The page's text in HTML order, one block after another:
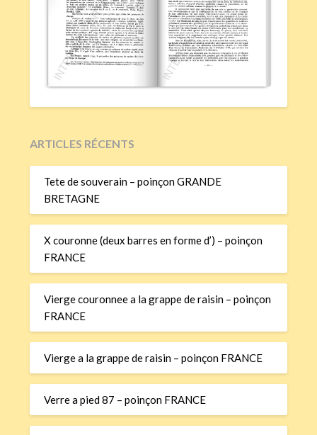
ARTICLES RÉCENTS
Tete de souverain – poinçon GRANDE
BRETAGNE
X couronne (deux barres en forme d’) – poinçon
FRANCE
Vierge couronnee a la grappe de raisin – poinçon
FRANCE
Vierge a la grappe de raisin – poinçon FRANCE
Verre a pied 87 – poinçon FRANCE